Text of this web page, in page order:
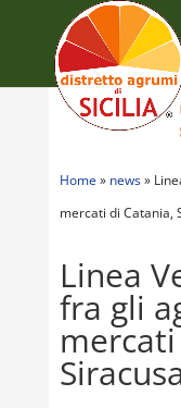
Home » news»
mercati di Catania,
Linea
fra gli